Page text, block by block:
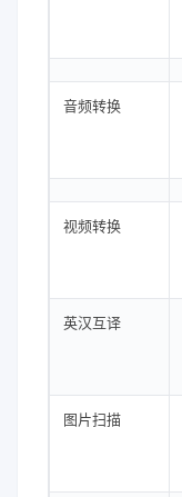
音频转换
视频转换
英汉互译
图片扫描